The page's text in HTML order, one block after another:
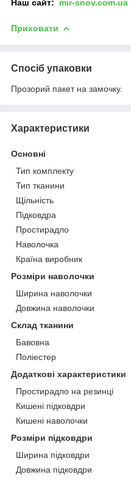
Наш сайт: mir-snov.com.ua
Приховати
Спосіб упаковки
Прозорий пакет на замочку.
Характеристики
Основні
Тип комплекту
Тип тканини
Щільність
Підковдра
Простирадло
Наволочка
Країна виробник
Розміри наволочки
Ширина наволочки
Довжина наволочки
Склад тканини
Бавовна
Поліестер
Додаткові характеристики
Простирадло на резинці
Кишені підковдри
Кишені наволочки
Розміри підковдри
Ширина підковдри
Довжина підковдри